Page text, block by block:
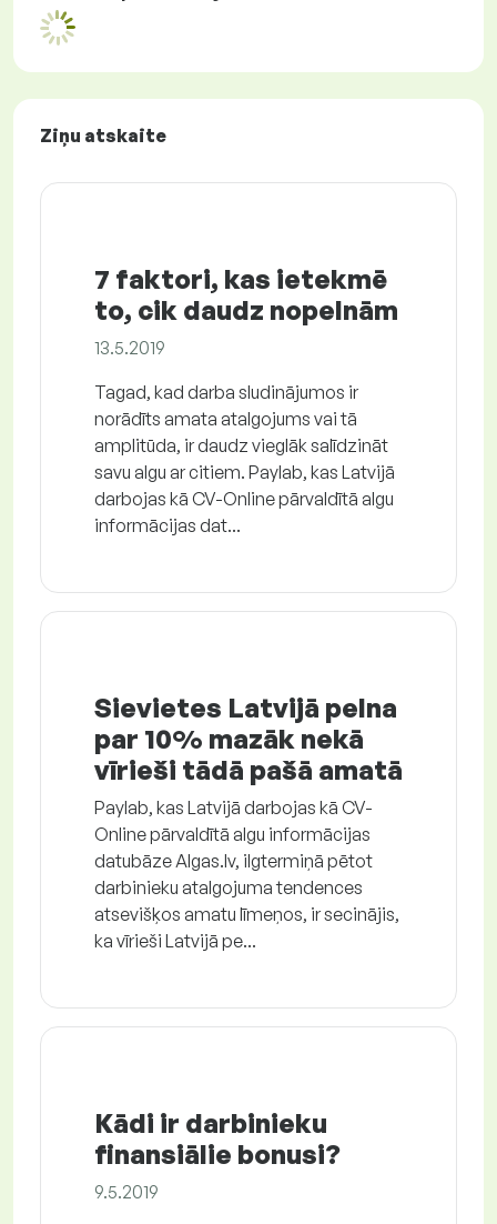
Ziņu atskaite
7 faktori, kas ietekmē
to, cik daudz nopelnām
13.5.2019
Tagad, kad darba sludinājumos ir
norādīts amata atalgojums vai tā
amplitūda, ir daudz vieglāk salīdzināt
savu algu ar citiem. Paylab, kas Latvijā
darbojas kā CV-Online pārvaldītā algu
informācijas dat...
Sievietes Latvijā pelna
par 10% mazāk nekā
vīrieši tādā pašā amatā
Paylab, kas Latvijā darbojas kā CV-
Online pārvaldītā algu informācijas
datubāze Algas.lv, ilgtermiņā pētot
darbinieku atalgojuma tendences
atsevišķos amatu līmeņos, ir secinājis,
ka vīrieši Latvijā pe...
Kādi ir darbinieku
finansiālie bonusi?
9.5.2019